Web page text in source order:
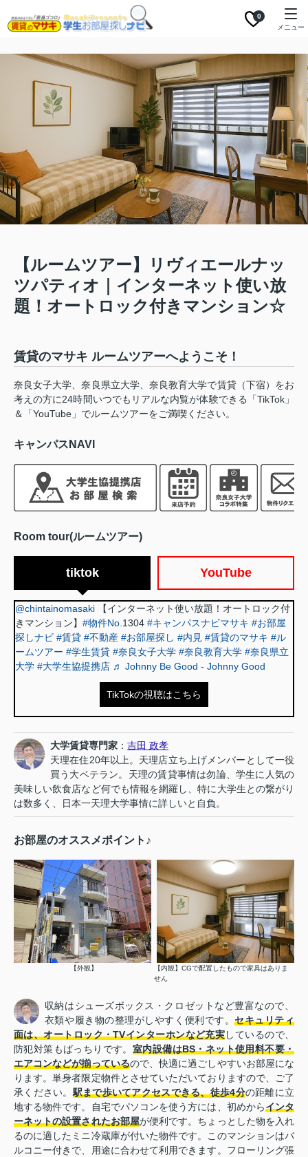
0
メニュー
【ルームツアー】リヴィエールナッ
ツパティオ｜インターネット使い放
題！オートロック付きマンション☆
賃貸のマサキ ルームツアーへようこそ！
奈良女子大学、奈良県立大学、奈良教育大学で賃貸（下宿）をお
考えの方に24時間いつでもリアルな内覧が体験できる「TikTok」
＆「YouTube」でルームツアーをご満喫ください。
キャンパスNAVI
Room tour(ルームツアー)
tiktok YouTube
@chintainomasaki 【インターネット使い放題！オートロック付
きマンション】 #物件No .1304 #キャンパスナビマサキ #お部屋
探しナビ #賃貸 #不動産 #お部屋探し #内見 #賃貸のマサキ #ル
ームツアー #学生賃貸 #奈良女子大学 #奈良教育大学 #奈良県立
大学 #大学生協提携店 ♬ Johnny Be Good - Johnny Good
TikTokの視聴はこちら
大学賃貸専門家 ：吉田 政孝
天理在住20年以上。天理店立ち上げメンバーとして一役
買う大ベテラン。天理の賃貸事情は勿論、学生に人気の
美味しい飲食店など何でも情報を網羅し、特に大学生との繋がり
は数多く、日本一天理大学事情に詳しいと自負。
お部屋のオススメポイント♪
【外観】
【内観】CGで配置したもので家具はありま
せん
収納はシューズボックス・クロゼットなど豊富なので、
衣類や履き物の整理がしやすく便利です。セキュリティ
面は、オートロック・TVインターホンなど充実しているので、
防犯対策もばっちりです。 室内設備はBS・ネット使用料不要・
エアコンなどが揃っているので、快適に過ごしやすいお部屋にな
ります。単身者限定物件とさせていただいておりますので、ご了
承ください。駅まで歩いてアクセスできる、徒歩4分の距離に立
地する物件です。自宅でパソコンを使う方には、初めからインタ
ーネットの設置されたお部屋が便利です。ちょっとした物を入れ
るのに適したミニ冷蔵庫が付いた物件です。このマンションはバ
ルコニー付きで、用途に合わせて利用できます。フローリング張